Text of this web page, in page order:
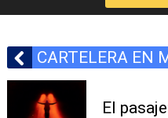
CARTELERA EN
El